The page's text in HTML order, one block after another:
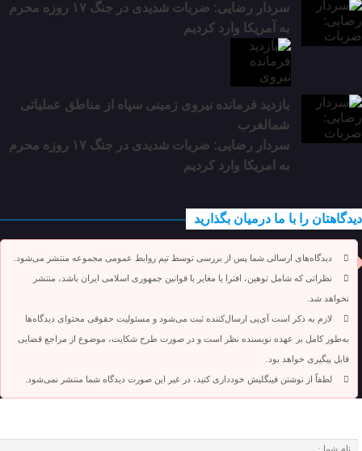
سردار رضایی: ضربات شدیدی در جنگ ۱۷ روزه محرم
به آمریکا وارد کردیم
بازدید فرمانده نیروی زمینی سپاه از مناطق عملیاتی
شمالغرب
سردار رضایی: ضربات شدیدی در جنگ ۱۷ روزه محرم
به امریکا وارد کردیم
دیدگاهتان را با ما درمیان بگذارید
دیدگاه‌های ارسالی شما پس از بررسی توسط تیم روابط عمومی مجموعه منتشر می‌شود.
نظراتی که شامل توهین، افترا یا مغایر با قوانین جمهوری اسلامی ایران باشد، منتشر
نخواهد شد.
لازم به ذکر است آی‌پی ارسال‌کننده ثبت می‌شود و مسئولیت حقوقی محتوای دیدگاه‌ها
به‌طور کامل بر عهده نویسنده نظر است و در صورت طرح شکایت، موضوع از مراجع قضایی
قابل پیگیری خواهد بود.
لطفاً از نوشتن فینگلیش خودداری کنید، در غیر این صورت دیدگاه شما منتشر نمی‌شود.